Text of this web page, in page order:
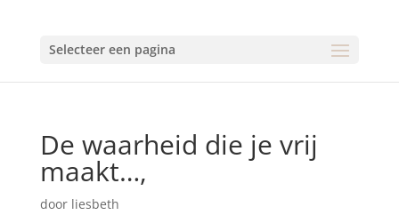
Selecteer een pagina
De waarheid die je vrij
maakt…,
door liesbeth